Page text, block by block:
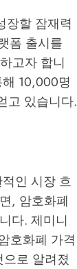
장할 잠재력
폼 출시를
고자 합니
10,000명
고 있습니다.
인 시장 흐
, 암호화폐
다. 제미니
호화폐 가격
로 알려졌